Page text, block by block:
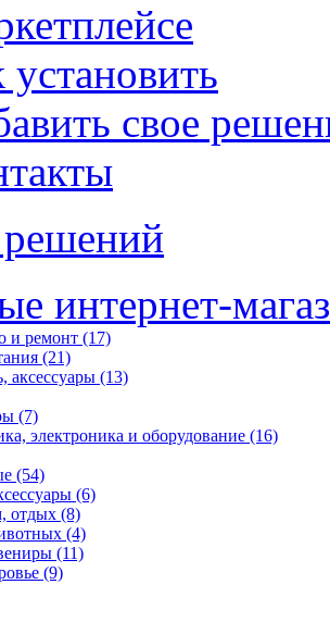
установить
свое
решений
интернет-
и ремонт (17)
(21)
аксессуары (13)
(7)
электроника и оборудование (16)
(54)
(6)
отдых (8)
(4)
(11)
(9)